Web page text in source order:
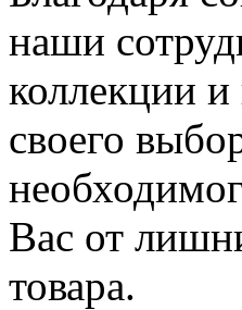
наши
коллекции
своего
Вас от
товара.